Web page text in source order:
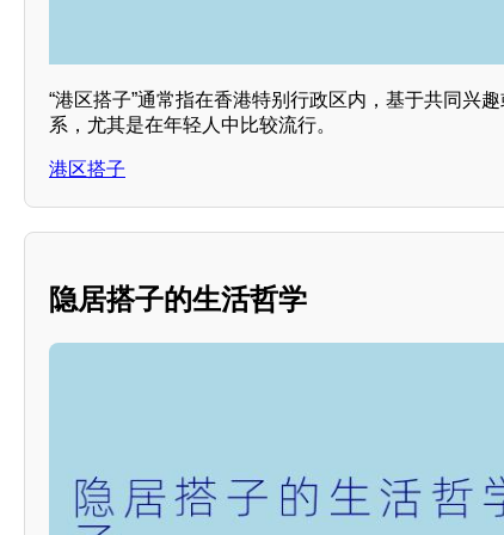
“港区搭子”通常指在香港特别行政区内，基于共同兴
系，尤其是在年轻人中比较流行。
港区搭子
隐居搭子的生活哲学